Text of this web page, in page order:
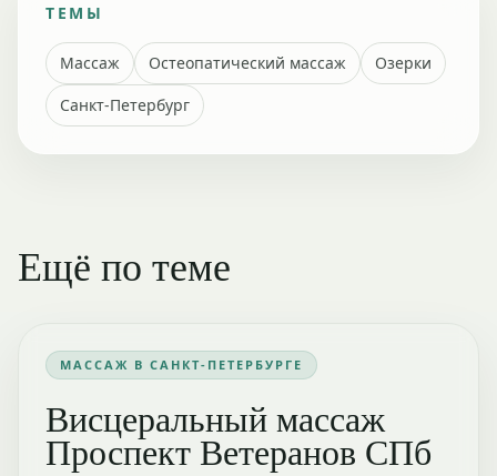
ТЕМЫ
Массаж Остеопатический массаж
Озерки
Санкт-Петербург
Ещё по теме
МАССАЖ В САНКТ-ПЕТЕРБУРГЕ
Висцеральный массаж
Проспект Ветеранов СПб